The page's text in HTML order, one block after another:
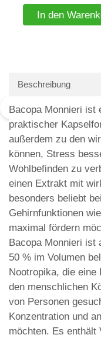
In den
Beschreibung
Bacopa Monnieri ist
praktischer
außerdem zu den
können, Stress
Wohlbefinden zu
einen Extrakt mit
besonders beliebt
Gehirnfunktionen
maximal fördern
Bacopa Monnieri ist
50 % im Volumen
Nootropika, die eine
den menschlichen
von Personen
Konzentration und
möchten. Es enthält